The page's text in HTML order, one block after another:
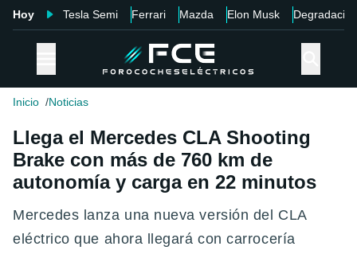
Hoy Tesla Semi Ferrari Mazda Elon Musk Degradación
Inicio Noticias
Llega el Mercedes CLA Shooting
Brake con más de 760 km de
autonomía y carga en 22 minutos
Mercedes lanza una nueva versión del CLA
eléctrico que ahora llegará con carrocería